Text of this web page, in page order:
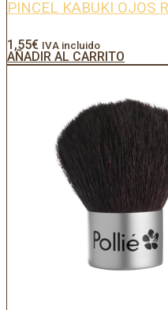
PINCEL KABUKI OJOS
1,55€ IVA incluido
AÑADIR AL CARRITO